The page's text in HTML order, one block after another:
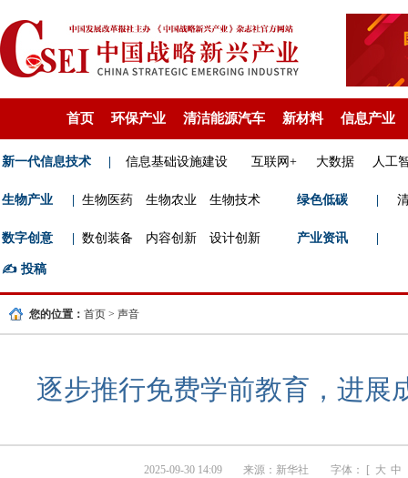
首页 环保产业 清洁能源汽车 新材料 信息产业
新一代信息技术 信息基础设施建设 互联网+ 大数据 人工
生物产业 生物医药 生物农业 生物技术 绿色低碳
数字创意 数创装备 内容创新 设计创新 产业资讯
✍️ 投稿
您的位置： 首页 > 声音
逐步推行免费学前教育，进展
2025-09-30 14:09 来源： 新华社 字体： [ 大 中